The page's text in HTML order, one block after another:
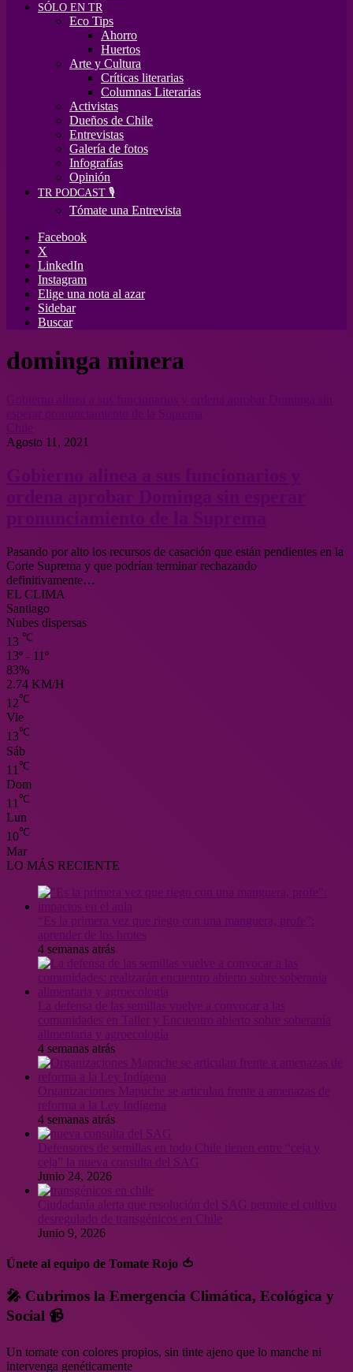
SÓLO EN TR
Eco Tips
Ahorro
Huertos
Arte y Cultura
Críticas literarias
Columnas Literarias
Activistas
Dueños de Chile
Entrevistas
Galería de fotos
Infografías
Opinión
TR PODCAST 🎙️
Tómate una Entrevista
Facebook
X
LinkedIn
Instagram
Elige una nota al azar
Sidebar
Buscar
dominga minera
Agosto 11, 2021
Pasando por alto los recursos de casación que están pendientes en la
Corte Suprema y que podrían terminar rechazando
definitivamente…
EL CLIMA
Santiago
Nubes dispersas
13 ℃
13º - 11º
83%
2.74 KM/H
12℃
Vie
13℃
Sáb
11 ℃
Dom
11 ℃
Lun
10℃
Mar
LO MÁS RECIENTE
4 semanas atrás
4 semanas atrás
Organizaciones Mapuche se articulan frente a amenazas de
4 semanas atrás
Junio 24, 2026
Ciudadanía alerta que resolución del SAG permite el cultivo
desregulado de transgénicos en Chile
Junio 9, 2026
Únete al equipo de Tomate Rojo 🍅
🎤 Cubrimos la Emergencia Climática, Ecológica y
Social 📹
Un tomate con colores propios, sin tinte ajeno que lo manche ni
intervenga genéticamente